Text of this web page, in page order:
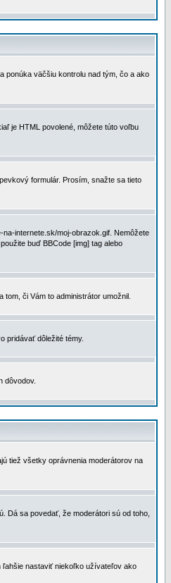
ponúka väčšiu kontrolu nad tým, čo a ako
je HTML povolené, môžete túto voľbu
formulár. Prosím, snažte sa tieto
internete.sk/moj-obrazok.gif. Nemôžete
buď BBCode [img] tag alebo
či Vám to administrátor umožnil.
pridávať dôležité témy.
dôvodov.
tiež všetky oprávnenia moderátorov na
Dá sa povedať, že moderátori sú od toho,
nastaviť niekoľko užívateľov ako